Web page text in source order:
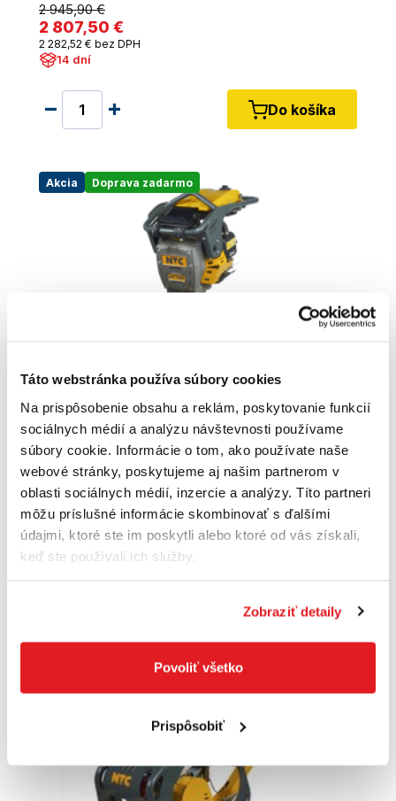
Táto webstránka používa súbory cookies
Na prispôsobenie obsahu a reklám, poskytovanie funkcií
sociálnych médií a analýzu návštevnosti používame
súbory cookie. Informácie o tom, ako používate naše
webové stránky, poskytujeme aj našim partnerom v
oblasti sociálnych médií, inzercie a analýzy. Títo partneri
môžu príslušné informácie skombinovať s ďalšími
údajmi, ktoré ste im poskytli alebo ktoré od vás získali,
keď ste používali ich služby.
Zobraziť detaily
Povoliť všetko
Prispôsobiť
2 945,90 €
2 807,50 €
2 282,52 € bez DPH
14 dní
Do košíka
Akcia Doprava zadarmo
NTC Dusadlo NT 76P
NT76P
3 505 ,50 €
3 330,30 €
2 707 ,56 €bez DPH
14 dní
Do košíka
Doprava zadarmo